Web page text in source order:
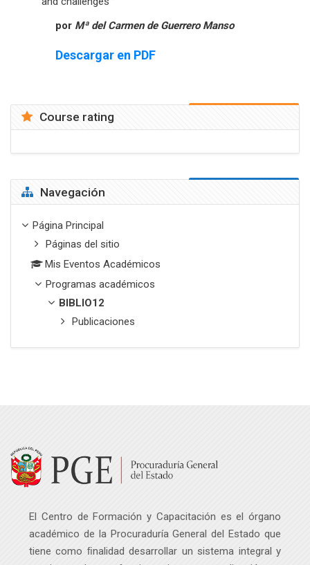
por Mª del Carmen de Guerrero Manso
Descargar en PDF
Course rating
Salta Navegación
Navegación
Página Principal
Páginas del sitio
Mis Eventos Académicos
Programas académicos
BIBLIO12
Publicaciones
El Centro de Formación y Capacitación es el órgano
académico de la Procuraduría General del Estado que
tiene como ﬁnalidad desarrollar un sistema integral y